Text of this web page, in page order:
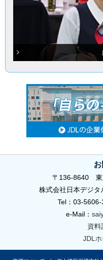
〒136-8640 東
株式会社日本デジタ
Tel：03-
e-Mail：
資料
JDL